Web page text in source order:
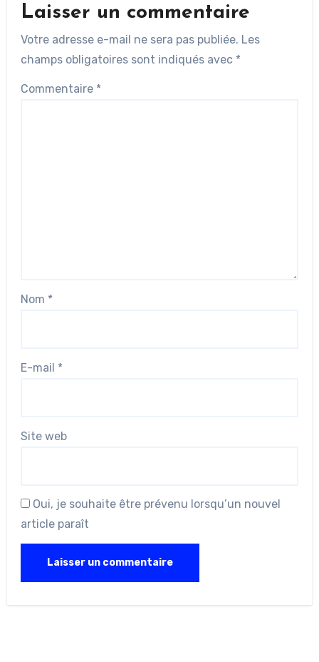
Laisser un commentaire
Votre adresse e-mail ne sera pas publiée. Les
champs obligatoires sont indiqués avec *
Commentaire *
Nom *
E-mail *
Site web
Oui, je souhaite être prévenu lorsqu’un nouvel
article paraît